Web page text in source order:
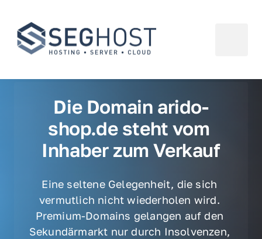
Die Domain arido-
shop.de steht vom
Inhaber zum Verkauf
Eine seltene Gelegenheit, die sich
vermutlich nicht wiederholen wird.
Premium-Domains gelangen auf den
Sekundärmarkt nur durch Insolvenzen,